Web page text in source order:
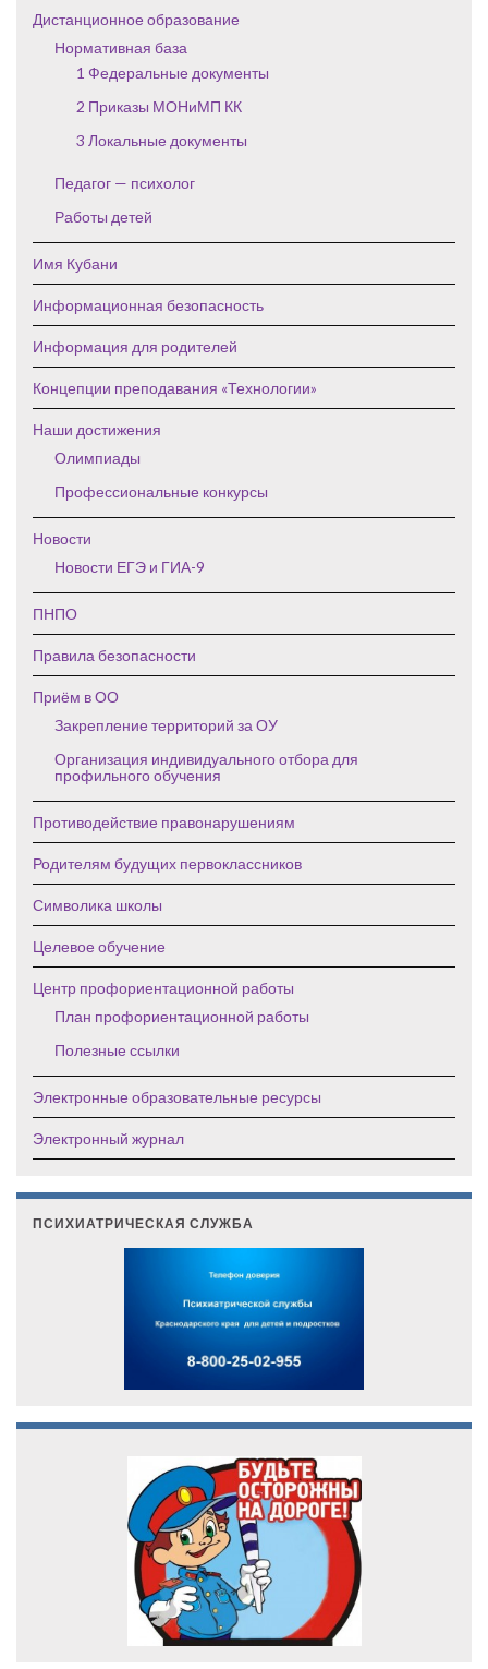
Дистанционное образование
Нормативная база
1 Федеральные документы
2 Приказы МОНиМП КК
3 Локальные документы
Педагог — психолог
Работы детей
Имя Кубани
Информационная безопасность
Информация для родителей
Концепции преподавания «Технологии»
Наши достижения
Олимпиады
Профессиональные конкурсы
Новости
Новости ЕГЭ и ГИА-9
ПНПО
Правила безопасности
Приём в ОО
Закрепление территорий за ОУ
Организация индивидуального отбора для
профильного обучения
Противодействие правонарушениям
Родителям будущих первоклассников
Символика школы
Целевое обучение
Центр профориентационной работы
План профориентационной работы
Полезные ссылки
Электронные образовательные ресурсы
Электронный журнал
ПСИХИАТРИЧЕСКАЯ СЛУЖБА